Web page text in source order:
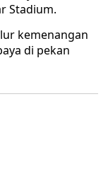
Stadium.
kemenangan
di pekan